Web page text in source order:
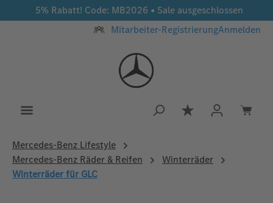
Zum Hauptinhalt springen
5% Rabatt! Code: MB2026 • Sale ausgeschlossen
Mitarbeiter-RegistrierungAnmelden
Du hast 0
Mercedes‑Benz Lifestyle
Mercedes-Benz Räder & Reifen
Winterräder
Winterräder für GLC